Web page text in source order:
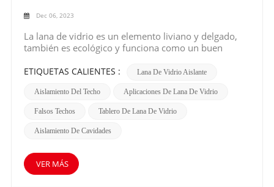
Dec 06, 2023
La lana de vidrio es un elemento liviano y delgado,
también es ecológico y funciona como un buen
fibras de vidrio que también contienen cierta
puede clasificar en lana suelta y lana superfina. La
lana suelta se suele utilizar para fabricar lana de
vidrio y tablero de lana de vidrio lo que también evita
la presión del calor.Por qué elegir aislamiento de lana
aislamiento de lana de vidrio Está compuesto en un
80% de material de desecho. Podemos decir que es el
elemento ecológico más eficaz para utilizar en
ETIQUETAS CALIENTES : Lana De Vidrio Aislante
Aislamiento Del Techo Aplicaciones De Lana De Vidrio
Falsos Techos Tablero De Lana De Vidrio
Aislamiento De Cavidades
VER MÁS